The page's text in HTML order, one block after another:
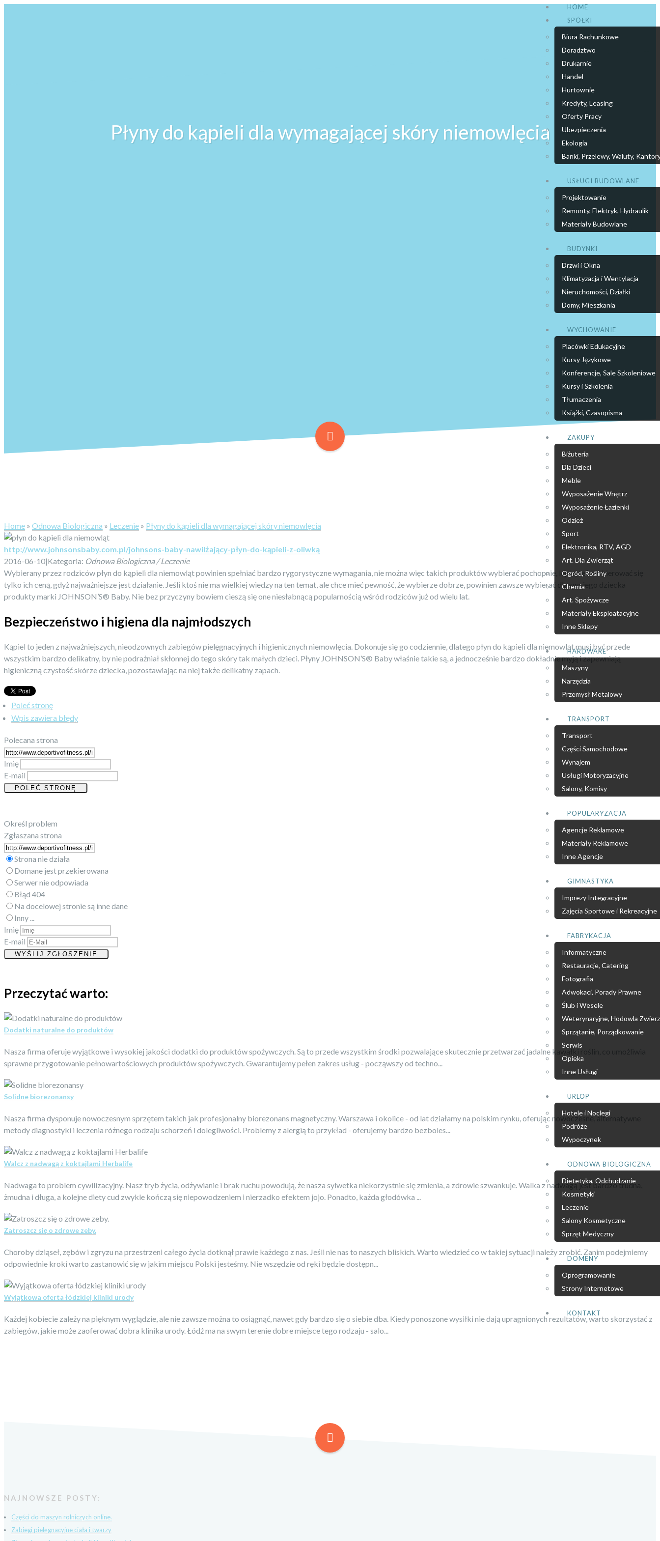
HOME
SPÓŁKI
Biura Rachunkowe
Doradztwo
Drukarnie
Handel
Hurtownie
Kredyty, Leasing
Oferty Pracy
Ubezpieczenia
Ekologia
Banki, Przelewy, Waluty,
USŁUGI BUDOWLANE
Projektowanie
Remonty, Elektryk, Hydraulik
Materiały Budowlane
BUDYNKI
Drzwi i Okna
Klimatyzacja i Wentylacja
Nieruchomości, Działki
Domy, Mieszkania
WYCHOWANIE
Placówki Edukacyjne
Kursy Językowe
Konferencje, Sale Szkoleniowe
Kursy i Szkolenia
Tłumaczenia
Książki, Czasopisma
ZAKUPY
Biżuteria
Dla Dzieci
Meble
Wyposażenie Wnętrz
Wyposażenie Łazienki
Odzież
Sport
Elektronika, RTV, AGD
Art. Dla Zwierząt
Ogród, Rośliny
Chemia
Art. Spożywcze
Materiały Eksploatacyjne
Inne Sklepy
HARDWARE
Maszyny
Narzędzia
Przemysł Metalowy
TRANSPORT
Transport
Części Samochodowe
Wynajem
Usługi Motoryzacyjne
Salony, Komisy
POPULARYZACJA
Agencje Reklamowe
Materiały Reklamowe
Inne Agencje
GIMNASTYKA
Imprezy Integracyjne
Zajęcia Sportowe i Rekreacyjne
FABRYKACJA
Informatyczne
Restauracje, Catering
Fotografia
Adwokaci, Porady Prawne
Ślub i Wesele
Weterynaryjne, Hodowla
Sprzątanie, Porządkowanie
Serwis
Opieka
Inne Usługi
URLOP
Hotele i Noclegi
Podróże
Wypoczynek
ODNOWA BIOLOGICZNA
Dietetyka, Odchudzanie
Kosmetyki
Leczenie
Salony Kosmetyczne
Sprzęt Medyczny
DOMENY
Oprogramowanie
Strony Internetowe
KONTAKT
Płyny do kąpieli dla wymagającej skóry niemowlęcia
Home » Odnowa Biologiczna » Leczenie » Płyny do kąpieli dla wymagającej skóry niemowlęcia
http://www.johnsonsbaby.com.pl/johnsons-baby-nawilżający-płyn-do-kąpieli-z-oliwką
2016-06-10|Kategoria: Odnowa Biologiczna / Leczenie
Wybierany przez rodziców płyn do kąpieli dla niemowląt powinien spełniać bardzo rygorystyczne wymagania, nie można więc takich produktów wybierać pochopnie, lepiej też nie kierować się
tylko ich ceną, gdyż najważniejsze jest działanie. Jeśli ktoś nie ma wielkiej wiedzy na ten temat, ale chce mieć pewność, że wybierze dobrze, powinien zawsze wybierać dla swojego dziecka
produkty marki JOHNSON’S® Baby. Nie bez przyczyny bowiem cieszą się one niesłabnącą popularnością wśród rodziców już od wielu lat.
Bezpieczeństwo i higiena dla najmłodszych
Kąpiel to jeden z najważniejszych, nieodzownych zabiegów pielęgnacyjnych i higienicznych niemowlęcia. Dokonuje się go codziennie, dlatego płyn do kąpieli dla niemowląt musi być przede
wszystkim bardzo delikatny, by nie podrażniał skłonnej do tego skóry tak małych dzieci. Płyny JOHNSON’S® Baby właśnie takie są, a jednocześnie bardzo dokładnie myją i zapewniają
higieniczną czystość skórze dziecka, pozostawiając na niej także delikatny zapach.
Poleć stronę
Wpis zawiera błędy
Polecana strona
Imię
E-mail
Określ problem
Zgłaszana strona
Strona nie działa
Domane jest przekierowana
Serwer nie odpowiada
Błąd 404
Na docelowej stronie są inne dane
Inny ...
Imię
E-mail
Przeczytać warto:
Dodatki naturalne do produktów
Nasza firma oferuje wyjątkowe i wysokiej jakości dodatki do produktów spożywczych. Są to przede wszystkim środki pozwalające skutecznie przetwarzać jadalne kawałki roślin, co umożliwia
sprawne przygotowanie pełnowartościowych produktów spożywczych. Gwarantujemy pełen zakres usług - począwszy od techno...
Solidne biorezonansy
Nasza firma dysponuje nowoczesnym sprzętem takich jak profesjonalny biorezonans magnetyczny. Warszawa i okolice - od lat działamy na polskim rynku, oferując nowoczesne, alternatywne
metody diagnostyki i leczenia różnego rodzaju schorzeń i dolegliwości. Problemy z alergią to przykład - oferujemy bardzo bezboles...
Walcz z nadwagą z koktajlami Herbalife
Nadwaga to problem cywilizacyjny. Nasz tryb życia, odżywianie i brak ruchu powodują, że nasza sylwetka niekorzystnie się zmienia, a zdrowie szwankuje. Walka z nadwagą jest bardzo trudna,
żmudna i długa, a kolejne diety cud zwykle kończą się niepowodzeniem i nierzadko efektem jojo. Ponadto, każda głodówka ...
Zatroszcz się o zdrowe zeby.
Choroby dziąseł, zębów i zgryzu na przestrzeni całego życia dotknął prawie każdego z nas. Jeśli nie nas to naszych bliskich. Warto wiedzieć co w takiej sytuacji należy zrobić. Zanim podejmiemy
odpowiednie kroki warto zastanowić się w jakim miejscu Polski jesteśmy. Nie wszędzie od ręki będzie dostępn...
Wyjątkowa oferta łódzkiej kliniki urody
Każdej kobiecie zależy na pięknym wyglądzie, ale nie zawsze można to osiągnąć, nawet gdy bardzo się o siebie dba. Kiedy ponoszone wysiłki nie dają upragnionych rezultatów, warto skorzystać z
zabiegów, jakie może zaoferować dobra klinika urody. Łódź ma na swym terenie dobre miejsce tego rodzaju - salo...
NAJNOWSZE POSTY:
Części do maszyn rolniczych online.
Zabiegi pielęgnacyjne ciała i twarzy